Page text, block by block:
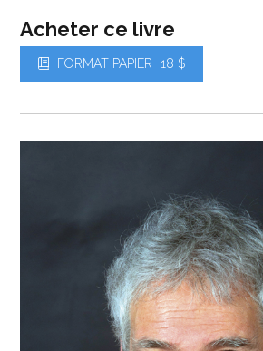
Acheter ce livre
FORMAT PAPIER 18 $